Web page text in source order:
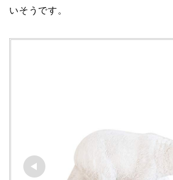
いそうです。